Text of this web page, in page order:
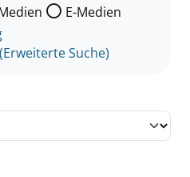
nach der Sie suchen wollen.
E-Medien
Suche)